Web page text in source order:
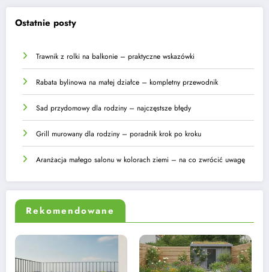
Ostatnie posty
Trawnik z rolki na balkonie – praktyczne wskazówki
Rabata bylinowa na małej działce – kompletny przewodnik
Sad przydomowy dla rodziny – najczęstsze błędy
Grill murowany dla rodziny – poradnik krok po kroku
Aranżacja małego salonu w kolorach ziemi – na co zwrócić uwagę
Rekomendowane